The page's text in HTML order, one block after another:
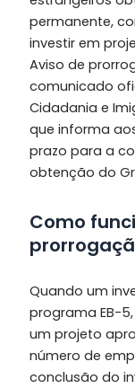
permanente,
investir em
Aviso de
comunicado
Cidadania e
que informa
prazo para a
obtenção do
Como
Quando um
programa EB-
um projeto
número de
conclusão do